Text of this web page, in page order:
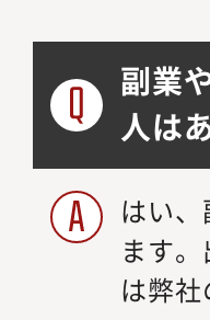
副業
人は
はい
ます
は弊